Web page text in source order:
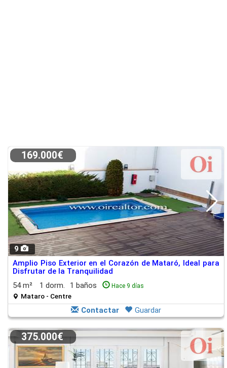
9
169.000€
Amplio Piso Exterior en el Corazón de Mataró, Ideal para
Disfrutar de la Tranquilidad
54 m²
1 dorm. 1 baños Hace 9 días
Mataro - Centre
Contactar Guardar
375.000€